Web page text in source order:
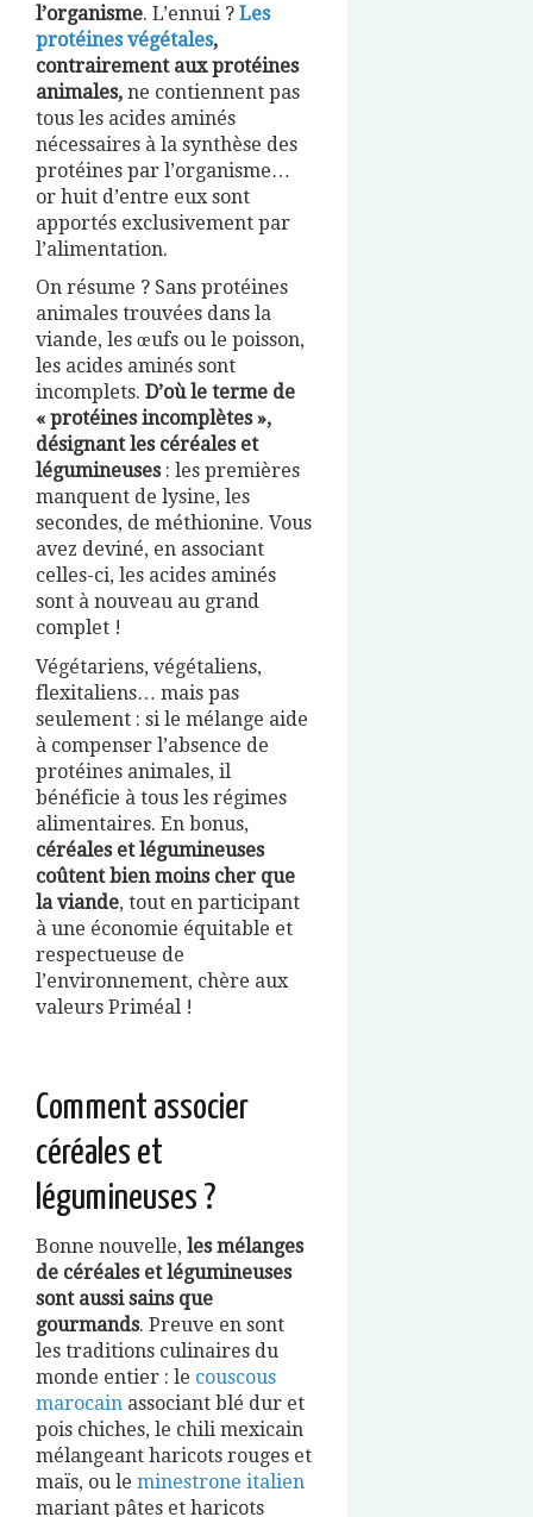
l’organisme. L’ennui ? Les
protéines végétales,
contrairement aux protéines
animales, ne contiennent pas
tous les acides aminés
nécessaires à la synthèse des
protéines par l’organisme…
or huit d’entre eux sont
apportés exclusivement par
l’alimentation.
On résume ? Sans protéines
animales trouvées dans la
viande, les œufs ou le poisson,
les acides aminés sont
incomplets. D’où le terme de
« protéines incomplètes »,
désignant les céréales et
légumineuses: les premières
manquent de lysine, les
secondes, de méthionine. Vous
avez deviné, en associant
celles-ci, les acides aminés
sont à nouveau au grand
complet !
Végétariens, végétaliens,
flexitaliens… mais pas
seulement : si le mélange aide
à compenser l’absence de
protéines animales, il
bénéficie à tous les régimes
alimentaires. En bonus,
céréales et légumineuses
coûtent bien moins cher que
la viande, tout en participant
à une économie équitable et
respectueuse de
l’environnement, chère aux
valeurs Priméal !
Comment associer
céréales et
légumineuses ?
Bonne nouvelle, les mélanges
de céréales et légumineuses
sont aussi sains que
gourmands. Preuve en sont
les traditions culinaires du
monde entier : le couscous
marocain associant blé dur et
pois chiches, le chili mexicain
mélangeant haricots rouges et
maïs, ou le minestrone italien
mariant pâtes et haricots